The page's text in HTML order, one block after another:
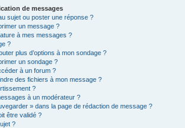
de messages
sujet ou poster une réponse ?
un message ?
à mes messages ?
?
plus d’options à mon sondage ?
un sondage ?
à un forum ?
des fichiers à mon message ?
?
à un modérateur ?
» dans la page de rédaction de message ?
être validé ?
?